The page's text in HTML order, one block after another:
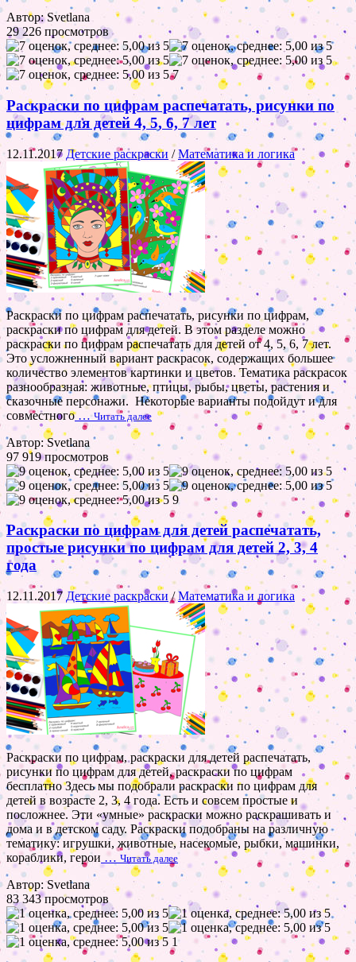
Автор: Svetlana
29 226 просмотров
7
Раскраски по цифрам распечатать, рисунки по
цифрам для детей 4, 5, 6, 7 лет
12.11.2017 Детские раскраски /Математика и логика
Раскраски по цифрам распечатать, рисунки по цифрам,
раскраски по цифрам для детей. В этом разделе можно
раскраски по цифрам распечатать для детей от 4, 5, 6, 7 лет.
Это усложненный вариант раскрасок, содержащих большее
количество элементов картинки и цветов. Тематика раскрасок
разнообразная: животные, птицы, рыбы, цветы, растения и
сказочные персонажи. Некоторые варианты подойдут и для
совместного…Читать далее
Автор: Svetlana
97 919 просмотров
9
Раскраски по цифрам для детей распечатать,
простые рисунки по цифрам для детей 2, 3, 4
года
12.11.2017 Детские раскраски/Математика и логика
Раскраски по цифрам, раскраски для детей распечатать,
рисунки по цифрам для детей, раскраски по цифрам
бесплатно Здесь мы подобрали раскраски по цифрам для
детей в возрасте 2, 3, 4 года. Есть и совсем простые и
посложнее. Эти «умные» раскраски можно раскрашивать и
дома и в детском саду. Раскраски подобраны на различную
тематику: игрушки, животные, насекомые, рыбки, машинки,
кораблики, герои … Читать далее
Автор: Svetlana
83 343 просмотров
1